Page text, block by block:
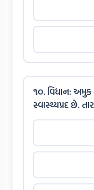
૧૦. વિધાન: અમુક
સ્વાસ્થ્યપ્રદ છે.